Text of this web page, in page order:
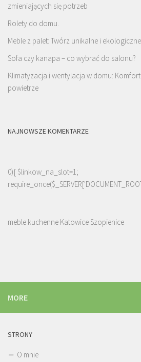
zmieniających się potrzeb
Rolety do domu.
Meble z palet: Twórz unikalne i
Sofa czy kanapa – co wybrać do salonu?
Klimatyzacja i wentylacja w domu:
powietrze
NAJNOWSZE KOMENTARZE
0){ $linkow_na_slot=1;
meble kuchenne Katowice Szopienice
MORE
STRONY
O mnie